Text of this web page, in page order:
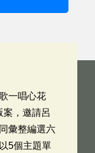
一唱心花
案，邀請呂
彙整編選六
5個主題單